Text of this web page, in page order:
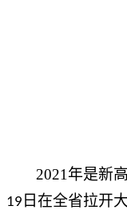
2021 年是新
19 日在全省拉开大